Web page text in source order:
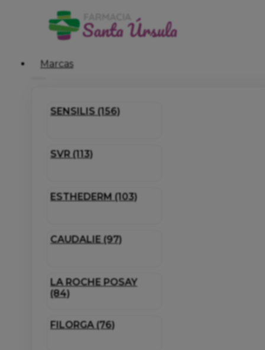
Marcas
SENSILIS (156)
SVR (113)
ESTHEDERM (103)
CAUDALIE (97)
LA ROCHE POSAY
(84)
FILORGA (76)